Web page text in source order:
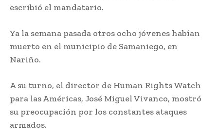
escribió el mandatario.
Ya la semana pasada otros ocho jóvenes habían
muerto en el municipio de Samaniego, en
Nariño.
A su turno, el director de Human Rights Watch
para las Américas, José Miguel Vivanco, mostró
su preocupación por los constantes ataques
armados.